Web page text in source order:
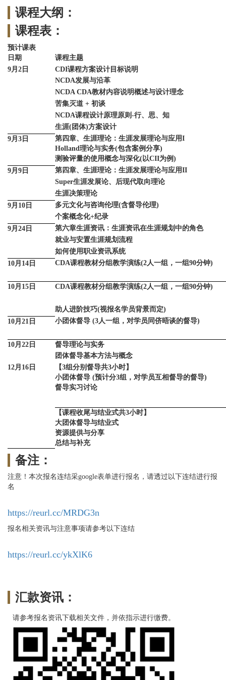
课程大纲：
课程表：
预计课表
日期
课程主题
9月2日
CDI课程方案设计目标说明
NCDA发展与沿革
NCDA CDA教材内容说明概述与设计理念
苦集灭道 + 初谈
NCDA课程设计原理原则-行、思、知
生涯(团体)方案设计
9月3日
第四章、生涯理论：生涯发展理论与应用I
Holland理论与实务(包含案例分享)
测验评量的使用概念与深化(以CII为例)
9月9日
第四章、生涯理论：生涯发展理论与应用II
Super生涯发展论、后现代取向理论
生涯决策理论
9月10日
多元文化与咨询伦理(含督导伦理)
个案概念化+纪录
9月24日
第六章生涯资讯：生涯资讯在生涯规划中的角色
就业与安置生涯规划流程
如何使用职业资讯系统
10月14日
CDA课程教材分组教学演练(2人一组，一组90分钟)
10月15日 CDA课程教材分组教学演练(2人一组，一组90分钟)
助人进阶技巧(视报名学员背景而定)
10月21日
小团体督导 (3人一组，对学员同侪晤谈的督导)
10月22日
督导理论与实务
团体督导基本方法与概念
12月16日
【3组分别督导共3小时】
小团体督导 (预计分3组，对学员互相督导的督导)
督导实习讨论
【课程收尾与结业式共3小时】
大团体督导与结业式
资源提供与分享
总结与补充
备注：
注意！本次报名连结采google表单进行报名，请透过以下连结进行报
名
https://reurl.cc/MRDG3n
报名相关资讯与注意事项请参考以下连结
https://reurl.cc/ykXlK6
汇款资讯：
请参考报名资讯下载相关文件，并依指示进行缴费。